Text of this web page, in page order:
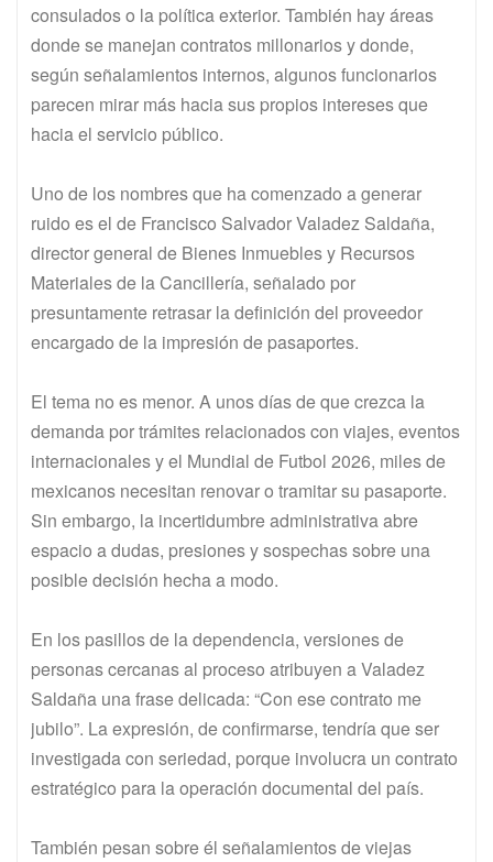
consulados o la política exterior. También hay áreas
donde se manejan contratos millonarios y donde,
según señalamientos internos, algunos funcionarios
parecen mirar más hacia sus propios intereses que
hacia el servicio público.
Uno de los nombres que ha comenzado a generar
ruido es el de Francisco Salvador Valadez Saldaña,
director general de Bienes Inmuebles y Recursos
Materiales de la Cancillería, señalado por
presuntamente retrasar la definición del proveedor
encargado de la impresión de pasaportes.
El tema no es menor. A unos días de que crezca la
demanda por trámites relacionados con viajes, eventos
internacionales y el Mundial de Futbol 2026, miles de
mexicanos necesitan renovar o tramitar su pasaporte.
Sin embargo, la incertidumbre administrativa abre
espacio a dudas, presiones y sospechas sobre una
posible decisión hecha a modo.
En los pasillos de la dependencia, versiones de
personas cercanas al proceso atribuyen a Valadez
Saldaña una frase delicada: “Con ese contrato me
jubilo”. La expresión, de confirmarse, tendría que ser
investigada con seriedad, porque involucra un contrato
estratégico para la operación documental del país.
También pesan sobre él señalamientos de viejas